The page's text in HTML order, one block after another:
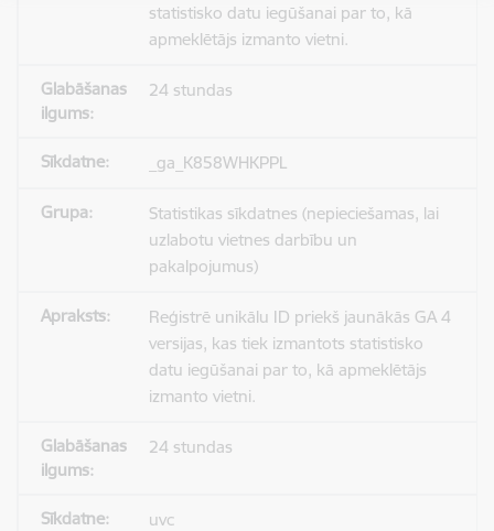
statistisko datu iegūšanai par to, kā
apmeklētājs izmanto vietni.
24 stundas
_ga_K858WHKPPL
Statistikas sīkdatnes (nepieciešamas, lai
uzlabotu vietnes darbību un
pakalpojumus)
Reģistrē unikālu ID priekš jaunākās GA 4
versijas, kas tiek izmantots statistisko
datu iegūšanai par to, kā apmeklētājs
izmanto vietni.
24 stundas
uvc